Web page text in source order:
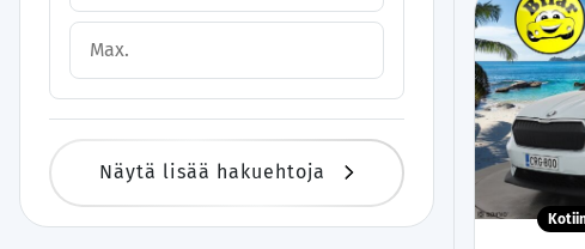
Näytä lisää hakuehtoja